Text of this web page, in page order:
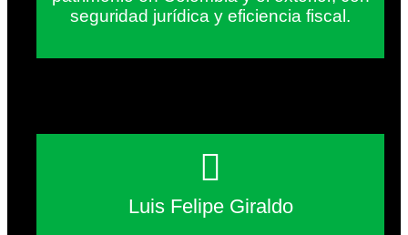
seguridad jurídica y eficiencia fiscal.
Luis Felipe Giraldo